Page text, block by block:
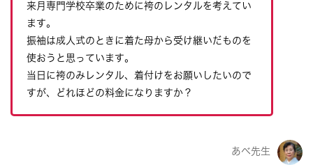
来月専門学校卒業のために袴のレンタルを考えてい
ます。
振袖は成人式のときに着た母から受け継いだものを
使おうと思っています。
当日に袴のみレンタル、着付けをお願いしたいので
すが、どれほどの料金になりますか？
あべ先生